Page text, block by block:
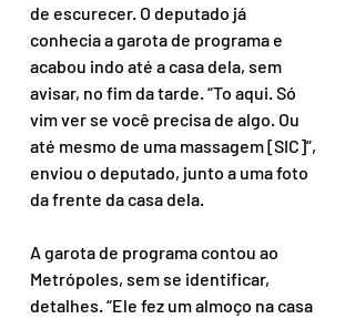
de escurecer. O deputado já
conhecia a garota de programa e
acabou indo até a casa dela, sem
avisar, no fim da tarde. “To aqui. Só
vim ver se você precisa de algo. Ou
até mesmo de uma massagem [SIC]”,
enviou o deputado, junto a uma foto
da frente da casa dela.
A garota de programa contou ao
Metrópoles, sem se identificar,
detalhes. “Ele fez um almoço na casa